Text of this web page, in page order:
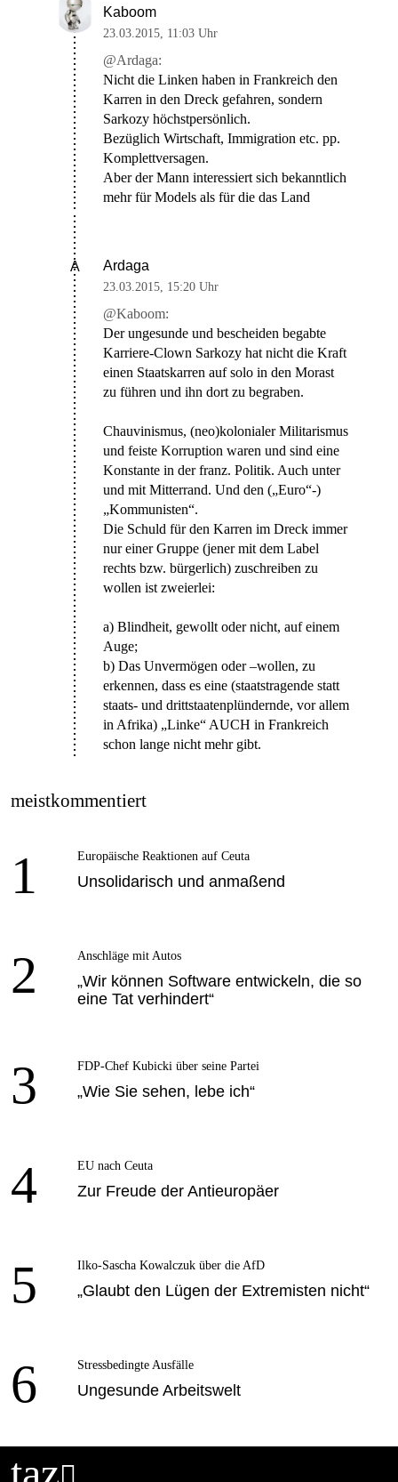
Kaboom
23.03.2015, 11:03 Uhr
@Ardaga:
Nicht die Linken haben in Frankreich den
Karren in den Dreck gefahren, sondern
Sarkozy höchstpersönlich.
Bezüglich Wirtschaft, Immigration etc. pp.
Komplettversagen.
Aber der Mann interessiert sich bekanntlich
mehr für Models als für die das Land
A Ardaga
23.03.2015, 15:20 Uhr
@Kaboom:
Der ungesunde und bescheiden begabte
Karriere-Clown Sarkozy hat nicht die Kraft
einen Staatskarren auf solo in den Morast
zu führen und ihn dort zu begraben.
Chauvinismus, (neo)kolonialer Militarismus
und feiste Korruption waren und sind eine
Konstante in der franz. Politik. Auch unter
und mit Mitterrand. Und den („Euro“-)
„Kommunisten“.
Die Schuld für den Karren im Dreck immer
nur einer Gruppe (jener mit dem Label
rechts bzw. bürgerlich) zuschreiben zu
wollen ist zweierlei:
a) Blindheit, gewollt oder nicht, auf einem
Auge;
b) Das Unvermögen oder –wollen, zu
erkennen, dass es eine (staatstragende statt
staats- und drittstaatenplündernde, vor allem
in Afrika) „Linke“ AUCH in Frankreich
schon lange nicht mehr gibt.
meistkommentiert
1 Europäische Reaktionen auf Ceuta
Unsolidarisch und anmaßend
2 Anschläge mit Autos
„Wir können Software entwickeln, die so
eine Tat verhindert“
3 FDP-Chef Kubicki über seine Partei
„Wie Sie sehen, lebe ich“
4 EU nach Ceuta
Zur Freude der Antieuropäer
5 Ilko-Sascha Kowalczuk über die AfD
„Glaubt den Lügen der Extremisten nicht“
6 Stressbedingte Ausfälle
Ungesunde Arbeitswelt